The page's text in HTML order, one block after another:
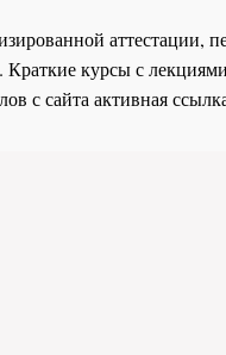
курсы с
с сайта активная